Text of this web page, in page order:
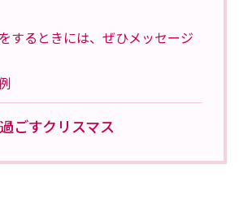
するときには、ぜひメッセージ
ごすクリスマス